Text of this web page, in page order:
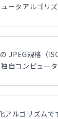
ータアルゴリ
JPEG規格（
自コンピュー
ルゴリズム